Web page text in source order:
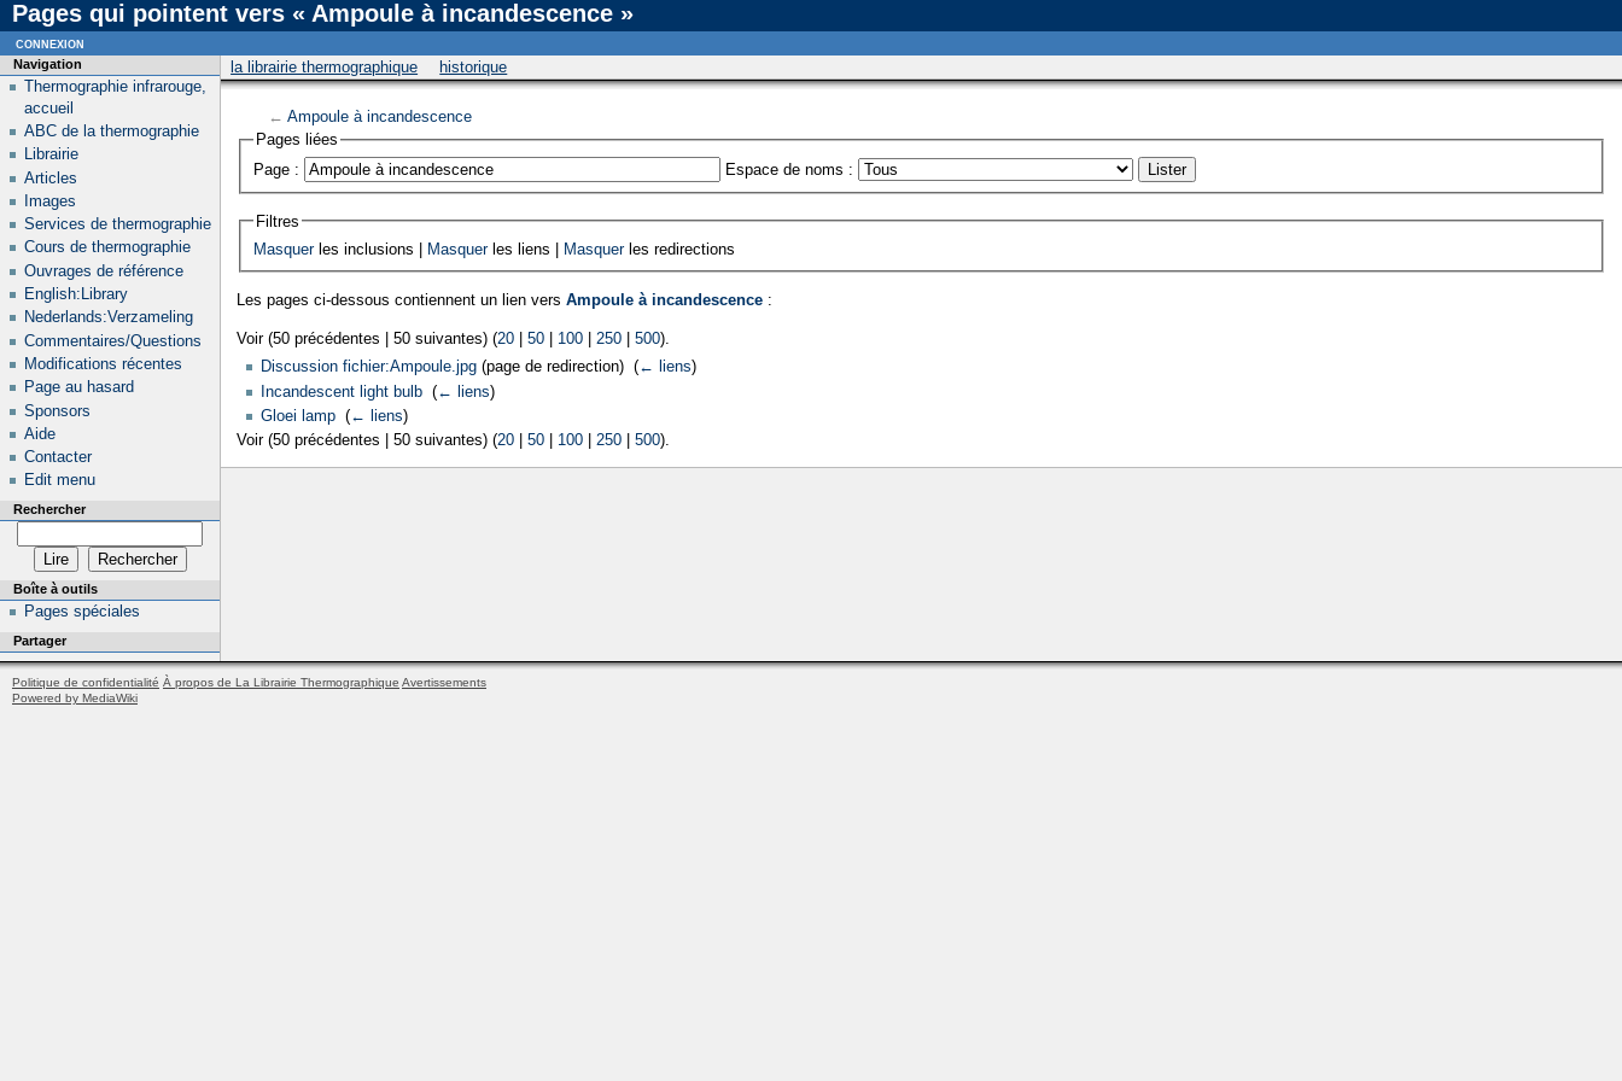
Pages qui pointent vers « Ampoule à incandescence »
la librairie thermographique historique
← Ampoule à incandescence
Pages liées
Page :
Espace de noms :
Filtres
Masquerles inclusions | Masquerles liens | Masquerles redirections
Les pages ci-dessous contiennent un lien vers Ampoule à incandescence :
Voir (50 précédentes | 50 suivantes) (20 50 100 250 500).
Discussion fichier:Ampoule.jpg(page de redirection) ‎ (← liens)
Incandescent light bulb‎ (← liens)
Gloei lamp‎ (← liens)
Voir (50 précédentes | 50 suivantes) (20 50 100 250 500).
Navigation
Thermographie infrarouge,
accueil
ABC de la thermographie
Librairie
Articles
Images
Services de thermographie
Cours de thermographie
Ouvrages de référence
English:Library
Nederlands:Verzameling
Commentaires/Questions
Modifications récentes
Page au hasard
Sponsors
Aide
Contacter
Edit menu
Rechercher
Boîte à outils
Pages spéciales
Partager
connexion
Politique de confidentialité À propos de La Librairie Thermographique Avertissements
Powered by MediaWiki